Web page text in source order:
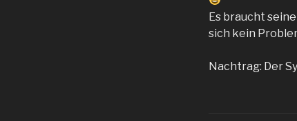
Es braucht
sich kein
Nachtrag: Der